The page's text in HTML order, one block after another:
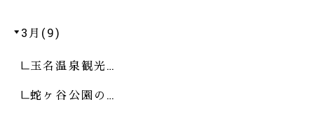
3月(9)
玉名温泉観光…
蛇ヶ谷公園の…